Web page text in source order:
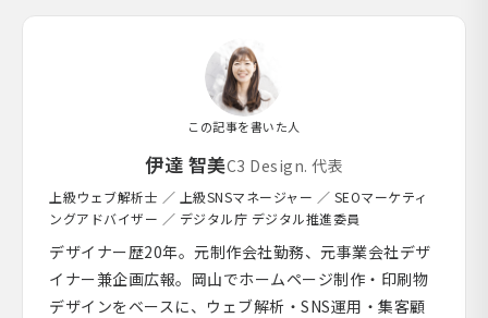
この記事を書いた人
伊達 智美C3 Design. 代表
上級ウェブ解析士 ／ 上級SNSマネージャー ／ SEOマーケティ
ングアドバイザー ／ デジタル庁 デジタル推進委員
デザイナー歴20年。元制作会社勤務、元事業会社デザ
イナー兼企画広報。岡山でホームページ制作・印刷物
デザインをベースに、ウェブ解析・SNS運用・集客顧